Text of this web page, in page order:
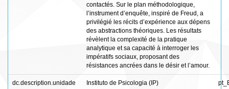
contactés. Sur le plan méthodologique,
l’instrument d’enquête, inspiré de Freud, a
privilégié les récits d’expérience aux dépens
des abstractions théoriques. Les résultats
révèlent la complexité de la pratique
analytique et sa capacité à interroger les
impératifs sociaux, proposant des
résistances ancrées dans le désir et l’amour.
dc.description.unidade Instituto de Psicologia (IP)